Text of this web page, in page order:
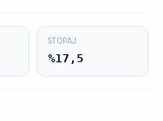
STOPAJ
%17,5